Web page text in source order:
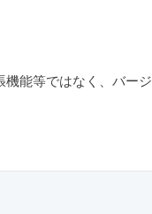
能等ではなく、バー